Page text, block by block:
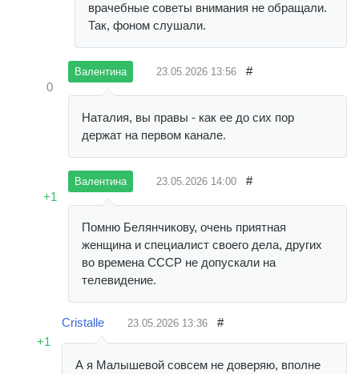
врачебные советы внимания не обращали.
Так, фоном слушали.
0
Валентина 23.05.2026 13:56 #
Наталия, вы правы - как ее до сих пор
держат на первом канале.
+1
Валентина 23.05.2026 14:00 #
Помню Белянчикову, очень приятная
женщина и специалист своего дела, других
во времена СССР не допускали на
телевидение.
+1
Cristalle 23.05.2026 13:36 #
А я Малышевой совсем не доверяю, вполне